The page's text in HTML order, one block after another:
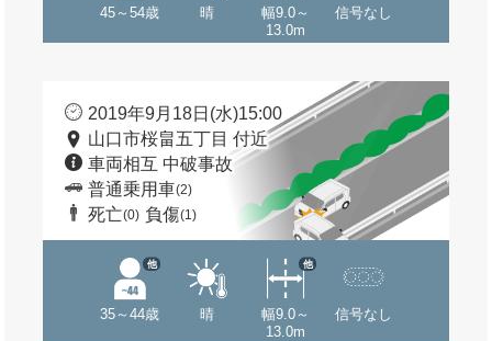
45～54歳 晴
幅9.0～
13.0m
信号なし
2019年9月18日(水)15:00
山口市桜畠五丁目 付近
車両相互 中破事故
普通乗用車(2)
死亡(0) 負傷(1)
35～44歳
他
晴
幅9.0～
13.0m
他
信号なし